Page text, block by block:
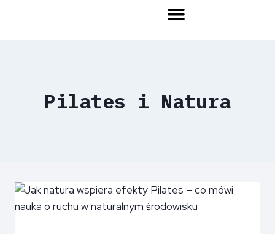
Pilates i Natura